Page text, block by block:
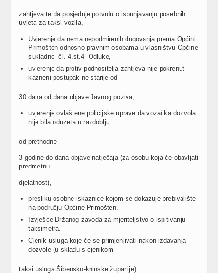
zahtjeva te da posjeduje potvrdu o ispunjavanju posebnih
uvjeta za taksi vozila,
Uvjerenje da nema nepodmirenih dugovanja prema Općini
Primošten odnosno pravnim osobama u vlasništvu Općine
sukladno čl. 4.st.4 Odluke,
uvjerenje da protiv podnositelja zahtjeva nije pokrenut
kazneni postupak ne starije od
30 dana od dana objave Javnog poziva,
uvjerenje ovlaštene policijske uprave da vozačka dozvola
nije bila oduzeta u razdoblju
od prethodne
3 godine do dana objave natječaja (za osobu koja će obavljati
predmetnu
djelatnost),
presliku osobne iskaznice kojom se dokazuje prebivalište
na području Općine Primošten,
Izvješće Držanog zavoda za mjeriteljstvo o ispitivanju
taksimetra,
Cjenik usluga koje će se primjenjivati nakon izdavanja
dozvole (u skladu s cjenikom
taksi usluga Šibensko-kninske županije).